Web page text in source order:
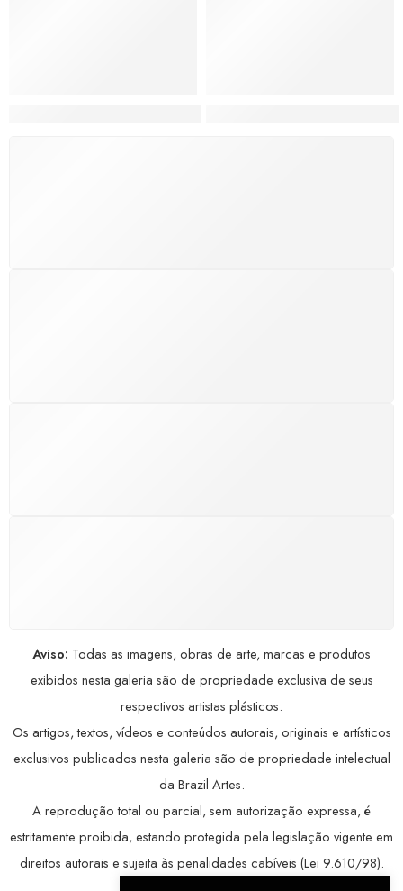
Aviso: Todas as imagens, obras de arte, marcas e produtos
exibidos nesta galeria são de propriedade exclusiva de seus
respectivos artistas plásticos.
Os artigos, textos, vídeos e conteúdos autorais, originais e artísticos
exclusivos publicados nesta galeria são de propriedade intelectual
da Brazil Artes.
A reprodução total ou parcial, sem autorização expressa, é
estritamente proibida, estando protegida pela legislação vigente em
direitos autorais e sujeita às penalidades cabíveis (Lei 9.610/98).